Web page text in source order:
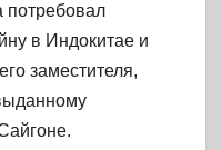
потребовал
в Индокитае и
заместителя,